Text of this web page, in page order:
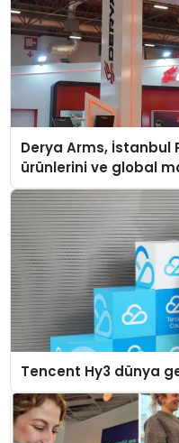
Derya Arms, İstanbul
ürünlerini ve global
Tencent Hy3 dünya